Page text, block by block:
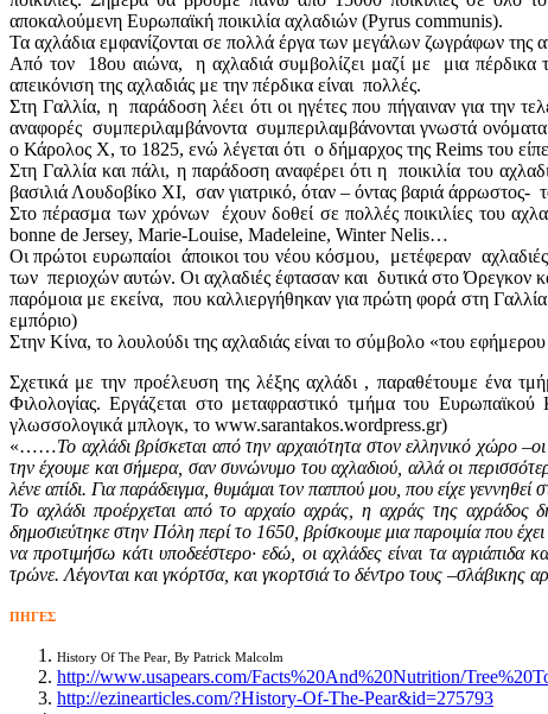
αποκαλούμενη Ευρωπαϊκή ποικιλία αχλαδιών (Pyrus communis).
Τα αχλάδια εμφανίζονται σε πολλά έργα των μεγάλων ζωγράφων της
Από τον 18ου αιώνα, η αχλαδιά συμβολίζει μαζί με μια πέρδικα
απεικόνιση της αχλαδιάς με την πέρδικα είναι πολλές.
Στη Γαλλία, η παράδοση λέει ότι οι ηγέτες που πήγαιναν για την
αναφορές συμπεριλαμβάνοντα συμπεριλαμβάνονται γνωστά
ο Κάρολος Χ, το 1825, ενώ λέγεται ότι ο δήμαρχος της Reims του
Στη Γαλλία και πάλι, η παράδοση αναφέρει ότι η ποικιλία του
βασιλιά Λουδοβίκο ΧΙ, σαν γιατρικό, όταν – όντας βαριά άρρωστος-
Στο πέρασμα των χρόνων έχουν δοθεί σε πολλές ποικιλίες του
bonne de Jersey, Marie-Louise, Madeleine, Winter Nelis…
Οι πρώτοι ευρωπαίοι άποικοι του νέου κόσμου, μετέφεραν
των περιοχών αυτών. Οι αχλαδιές έφτασαν και δυτικά στο Όρεγκον
παρόμοια με εκείνα, που καλλιεργήθηκαν για πρώτη φορά στη
εμπόριο)
Στην Κίνα, το λουλούδι της αχλαδιάς είναι το σύμβολο «του
Σχετικά με την προέλευση της λέξης αχλάδι , παραθέτουμε ένα
Φιλολογίας. Εργάζεται στο μεταφραστικό τμήμα του
γλωσσολογικά μπλογκ, το www.sarantakos.wordpress.gr)
«……Το αχλάδι βρίσκεται από την αρχαιότητα στον ελληνικό χώρο
την έχουμε και σήμερα, σαν συνώνυμο του αχλαδιού, αλλά οι
λένε απίδι. Για παράδειγμα, θυμάμαι τον παππού μου, που είχε γεννηθεί
Το αχλάδι προέρχεται από το αρχαίο αχράς, η αχράς της αχράδος
δημοσιεύτηκε στην Πόλη περί το 1650, βρίσκουμε μια παροιμία που
να προτιμήσω κάτι υποδεέστερο· εδώ, οι αχλάδες είναι τα αγριάπιδα
τρώνε. Λέγονται και γκόρτσα, και γκορτσιά το δέντρο τους –σλάβικης
ΠΗΓΕΣ
History Of The Pear, By Patrick Malcolm
http://www.usapears.com/Facts%20And%20Nutrition/
http://ezinearticles.com/?History-Of-The-Pear&id=275793